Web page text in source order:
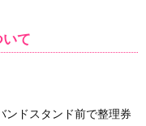
て
ンドスタンド前で整理券